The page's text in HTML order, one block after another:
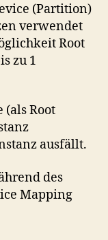
(Partition)
verwendet
Root
zu 1
(als Root
ausfällt.
des
Mapping